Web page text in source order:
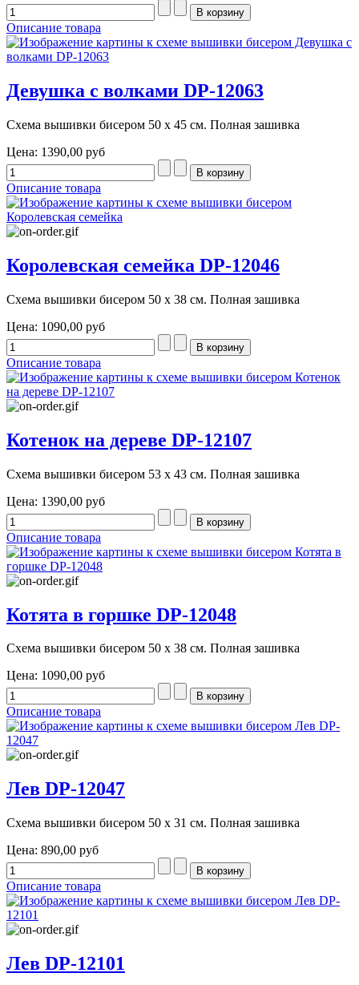
Описание товара
Девушка с волками DP-12063
Схема вышивки бисером 50 х 45 см. Полная зашивка
Цена: 1390,00 руб
Описание товара
Королевская семейка DP-12046
Схема вышивки бисером 50 х 38 см. Полная зашивка
Цена: 1090,00 руб
Описание товара
Котенок на дереве DP-12107
Схема вышивки бисером 53 х 43 см. Полная зашивка
Цена: 1390,00 руб
Описание товара
Котята в горшке DP-12048
Схема вышивки бисером 50 х 38 см. Полная зашивка
Цена: 1090,00 руб
Описание товара
Лев DP-12047
Схема вышивки бисером 50 х 31 см. Полная зашивка
Цена: 890,00 руб
Описание товара
Лев DP-12101